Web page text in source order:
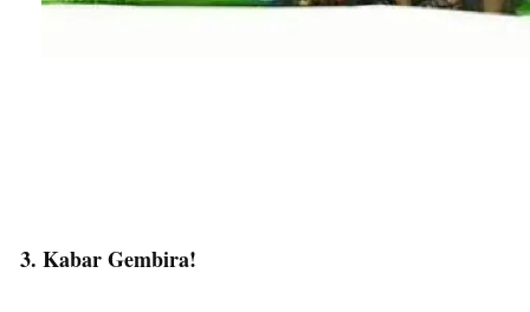
3. Kabar Gembira!